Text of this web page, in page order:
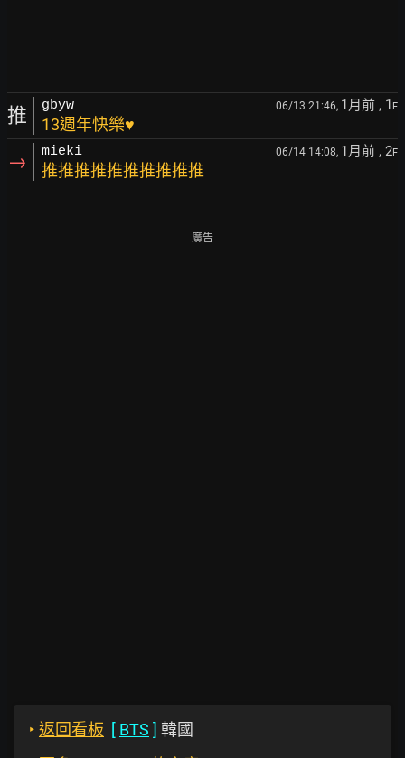
推 gbyw 06/13 21:46, 1月前 , 1 F
13週年快樂♥
→ mieki 06/14 14:08, 1月前 , 2F
推推推推推推推推推推
廣告
‣ 返回看板 [ BTS ] 韓國